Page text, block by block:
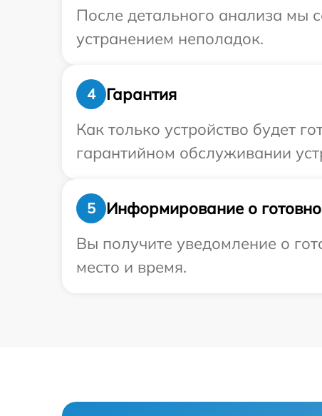
После детального анализа мы
устранением неполадок.
4
Гарантия
Как только устройство будет
гарантийном обслуживании
5
Информирование о
Вы получите уведомление о
место и время.